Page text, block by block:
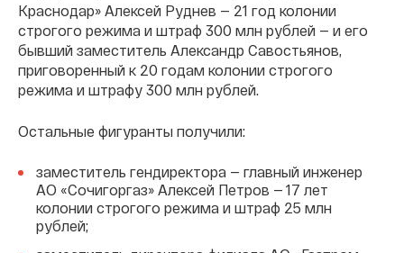
Краснодар» Алексей Руднев — 21 год колонии
строгого режима и штраф 300 млн рублей — и его
бывший заместитель Александр Савостьянов,
приговоренный к 20 годам колонии строгого
режима и штрафу 300 млн рублей.
Остальные фигуранты получили:
заместитель гендиректора — главный инженер
АО «Сочигоргаз» Алексей Петров — 17 лет
колонии строгого режима и штраф 25 млн
рублей;